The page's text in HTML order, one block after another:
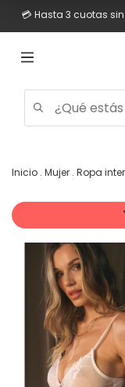
💳 Hasta 3 cuotas
Inicio . Mujer . Ropa